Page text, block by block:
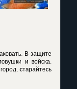
В защите
и войска.
старайтесь